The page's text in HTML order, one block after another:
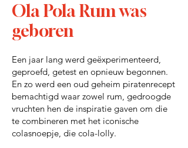
Ola Pola Rum was
geboren
Een jaar lang werd geëxperimenteerd,
geproefd, getest en opnieuw begonnen.
En zo werd een oud geheim piratenrecept
bemachtigd waar zowel rum, gedroogde
vruchten hen de inspiratie gaven om die
te combineren met het iconische
colasnoepje, die cola-lolly.